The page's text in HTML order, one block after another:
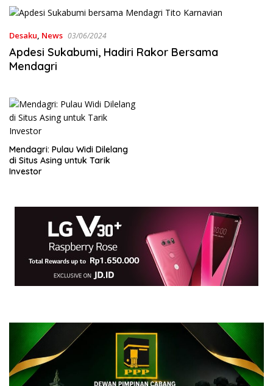
Desaku, News 03/06/2024
Apdesi Sukabumi, Hadiri Rakor Bersama
Mendagri
Mendagri: Pulau Widi Dilelang
di Situs Asing untuk Tarik
Investor